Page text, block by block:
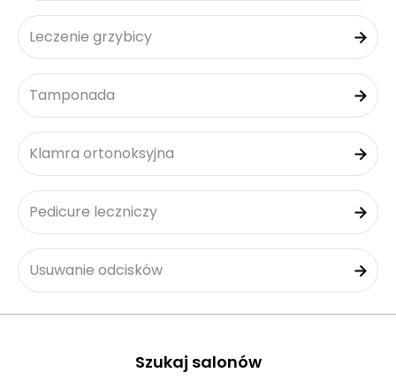
Leczenie grzybicy
Tamponada
Klamra ortonoksyjna
Pedicure leczniczy
Usuwanie odcisków
Szukaj salonów